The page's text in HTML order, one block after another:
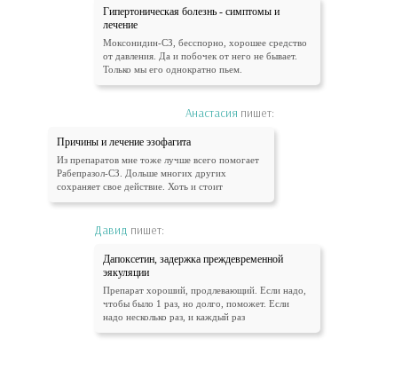
Гипертоническая болезнь - симптомы и
лечение
Моксонидин-СЗ, бесспорно, хорошее средство
от давления. Да и побочек от него не бывает.
Только мы его однократно пьем.
Анастасия пишет:
Причины и лечение эзофагита
Из препаратов мне тоже лучше всего помогает
Рабепразол-СЗ. Дольше многих других
сохраняет свое действие. Хоть и стоит
Давид пишет:
Дапоксетин, задержка преждевременной
эякуляции
Препарат хороший, продлевающий. Если надо,
чтобы было 1 раз, но долго, поможет. Если
надо несколько раз, и каждый раз